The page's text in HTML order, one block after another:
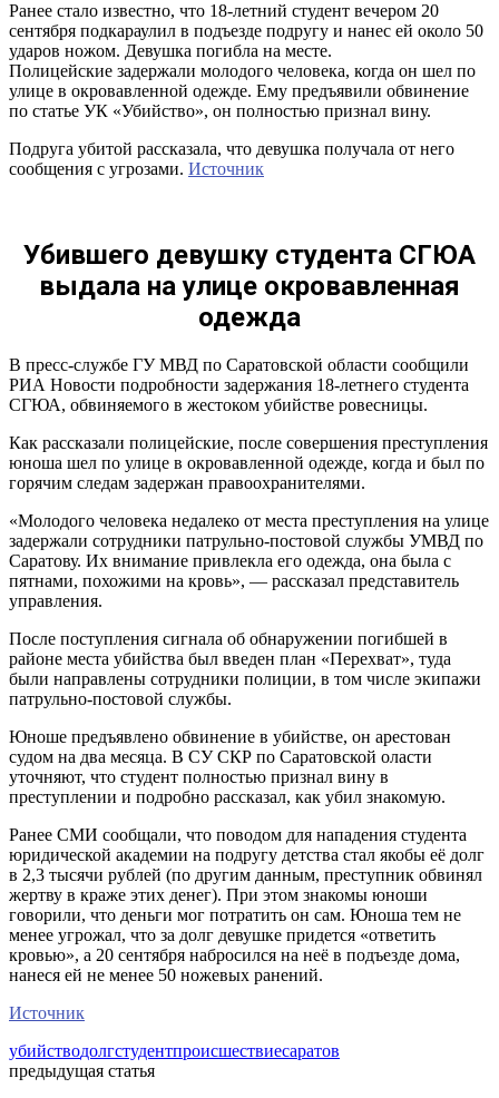
Ранее стало известно, что 18-летний студент вечером 20
сентября подкараулил в подъезде подругу и нанес ей около 50
ударов ножом. Девушка погибла на месте.
Полицейские задержали молодого человека, когда он шел по
улице в окровавленной одежде. Ему предъявили обвинение
по статье УК «Убийство», он полностью признал вину.
Подруга убитой рассказала, что девушка получала от него
сообщения с угрозами. Источник
Убившего девушку студента СГЮА
выдала на улице окровавленная
одежда
В пресс-службе ГУ МВД по Саратовской области сообщили
РИА Новости подробности задержания 18-летнего студента
СГЮА, обвиняемого в жестоком убийстве ровесницы.
Как рассказали полицейские, после совершения преступления
юноша шел по улице в окровавленной одежде, когда и был по
горячим следам задержан правоохранителями.
«Молодого человека недалеко от места преступления на улице
задержали сотрудники патрульно-постовой службы УМВД по
Саратову. Их внимание привлекла его одежда, она была с
пятнами, похожими на кровь», — рассказал представитель
управления.
После поступления сигнала об обнаружении погибшей в
районе места убийства был введен план «Перехват», туда
были направлены сотрудники полиции, в том числе экипажи
патрульно-постовой службы.
Юноше предъявлено обвинение в убийстве, он арестован
судом на два месяца. В СУ СКР по Саратовской оласти
уточняют, что студент полностью признал вину в
преступлении и подробно рассказал, как убил знакомую.
Ранее СМИ сообщали, что поводом для нападения студента
юридической академии на подругу детства стал якобы её долг
в 2,3 тысячи рублей (по другим данным, преступник обвинял
жертву в краже этих денег). При этом знакомы юноши
говорили, что деньги мог потратить он сам. Юноша тем не
менее угрожал, что за долг девушке придется «ответить
кровью», а 20 сентября набросился на неё в подъезде дома,
нанеся ей не менее 50 ножевых ранений.
Источник
убийстводолгстудентпроисшествиесаратов
предыдущая статья